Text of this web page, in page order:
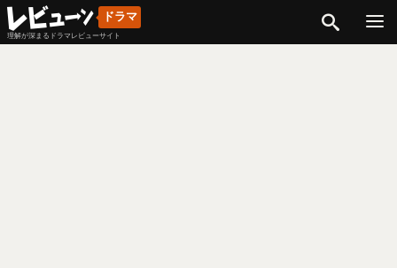
ドラマ
理解が深まるドラマレビューサイト